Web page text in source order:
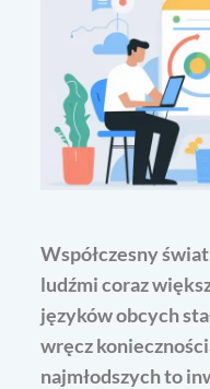
Współczesny
ludźmi coraz
języków obcych
wręcz
najmłodszych to